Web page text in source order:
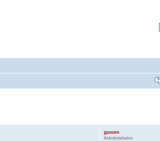
gzoom
Administrator